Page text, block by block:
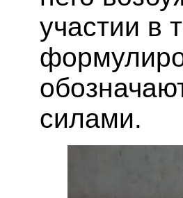
участии в
силами.